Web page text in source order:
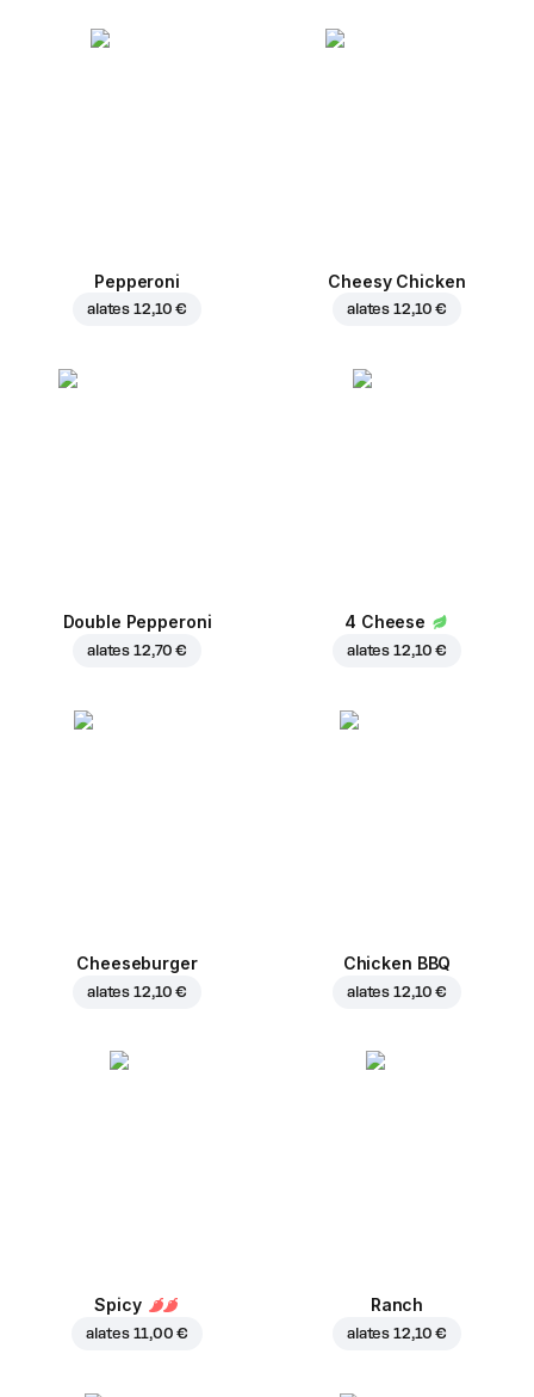
Pepperoni
alates 12,10 €
Cheesy Chicken
alates 12,10 €
Double Pepperoni
alates 12,70 €
4 Cheese
alates 12,10 €
Cheeseburger
alates 12,10 €
Chicken BBQ
alates 12,10 €
Spicy
alates 11,00 €
Ranch
alates 12,10 €